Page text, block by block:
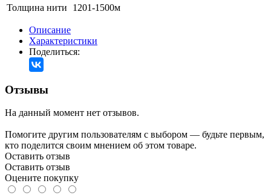
Толщина нити
1201-1500м
Описание
Характеристики
Поделиться:
Отзывы
На данный момент нет отзывов.
Помогите другим пользователям с выбором — будьте первым,
кто поделится своим мнением об этом товаре.
Оставить отзыв
Оставить отзыв
Оцените покупку